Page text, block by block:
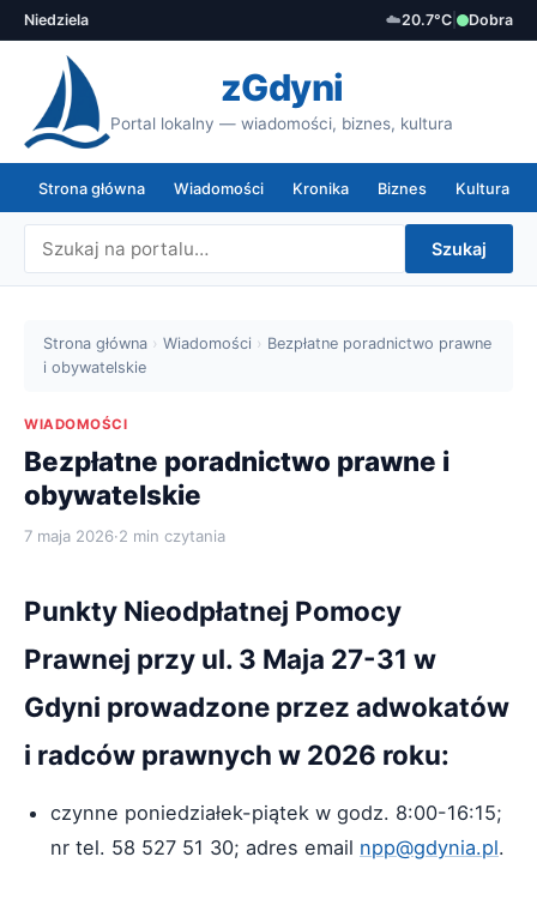
Niedziela ☁️20.7°C Dobra
zGdyni
Portal lokalny — wiadomości, biznes, kultura
Strona główna Wiadomości Kronika Biznes Kultura
Szukaj
Strona główna › Wiadomości › Bezpłatne poradnictwo prawne
i obywatelskie
WIADOMOŚCI
Bezpłatne poradnictwo prawne i
obywatelskie
7 maja 2026·2 min czytania
Punkty Nieodpłatnej Pomocy
Prawnej przy ul. 3 Maja 27-31 w
Gdyni prowadzone przez adwokatów
i radców prawnych w 2026 roku:
czynne poniedziałek-piątek w godz. 8:00-16:15;
nr tel. 58 527 51 30; adres email npp@gdynia.pl.